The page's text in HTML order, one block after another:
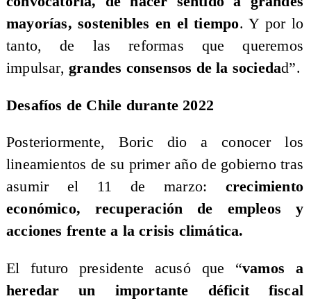
mayorías, sostenibles en el tiempo. Y por lo
tanto, de las reformas que queremos
impulsar, grandes consensos de la sociedad”.
Desafíos de Chile durante 2022
Posteriormente, Boric dio a conocer los
lineamientos de su primer año de gobierno tras
asumir el 11 de marzo: crecimiento
económico, recuperación de empleos y
acciones frente a la crisis climática.
El futuro presidente acusó que “vamos a
heredar un importante déficit fiscal